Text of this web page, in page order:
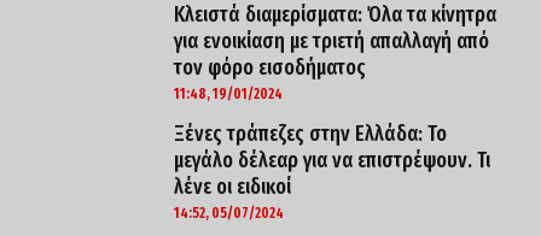
Κλειστά διαμερίσματα: Όλα τα κίνητρα
για ενοικίαση με τριετή απαλλαγή από
τον φόρο εισοδήματος
11:48, 19/01/2024
Ξένες τράπεζες στην Ελλάδα: Το
μεγάλο δέλεαρ για να επιστρέψουν. Τι
λένε οι ειδικοί
14:52, 05/07/2024